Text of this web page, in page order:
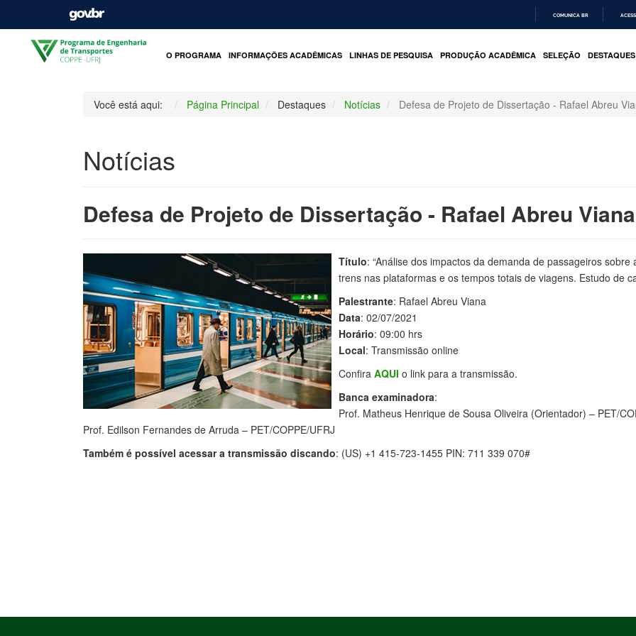
O
COMUNICA BR
O PROGRAMA INFORMAÇÕES ACADÊMICAS LINHAS DE PESQUISA PRODUÇÃO ACADÊMICA SELEÇÃO DESTAQUES
Você está aqui: Página Principal Destaques Notícias Defesa de Projeto de Dissertação - Rafael Abreu
Notícias
Defesa de Projeto de Dissertação - Rafael Abreu Viana
Título: “Análise dos impactos da demanda de passageiros
trens nas plataformas e os tempos totais de viagens. Estudo de
Palestrante: Rafael Abreu Viana
Data: 02/07/2021
Horário: 09:00 hrs
Local: Transmissão online
Confira AQUI o link para a transmissão.
Banca examinadora:
Prof. Matheus Henrique de Sousa Oliveira (Orientador) – PET/
Prof. Edilson Fernandes de Arruda – PET/COPPE/UFRJ
Também é possível acessar a transmissão discando: (US) +1 415-723-1455 PIN: 711 339 070#